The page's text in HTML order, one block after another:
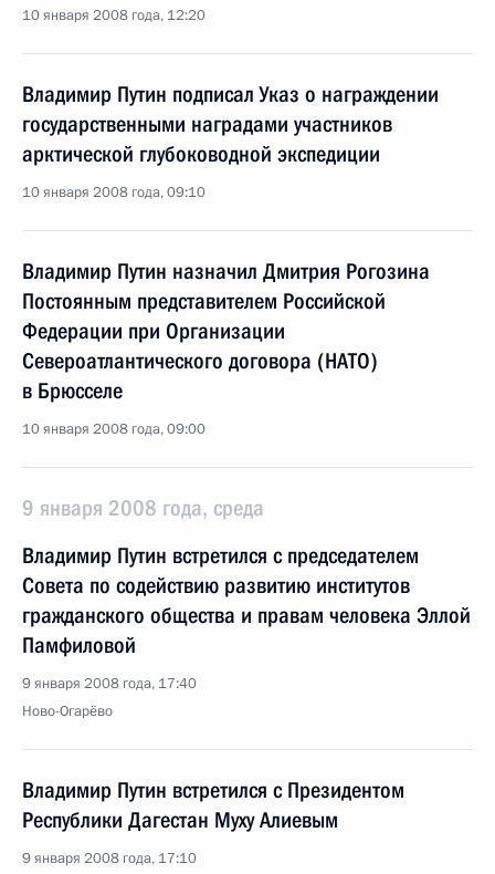
10 января 2008 года, 12:20
Владимир Путин подписал Указ о награждении
государственными наградами участников
арктической глубоководной экспедиции
10 января 2008 года, 09:10
Владимир Путин назначил Дмитрия Рогозина
Постоянным представителем Российской
Федерации при Организации
Североатлантического договора (НАТО)
в Брюсселе
10 января 2008 года, 09:00
9 января 2008 года, среда
Владимир Путин встретился с председателем
Совета по содействию развитию институтов
гражданского общества и правам человека Эллой
Памфиловой
9 января 2008 года, 17:40
Ново-Огарёво
Владимир Путин встретился с Президентом
Республики Дагестан Муху Алиевым
9 января 2008 года, 17:10